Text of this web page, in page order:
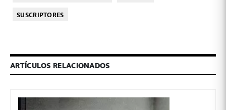
SUSCRIPTORES
ARTÍCULOS RELACIONADOS